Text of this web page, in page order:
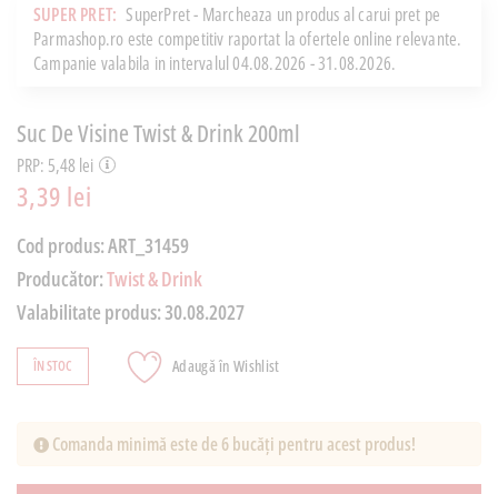
SUPER PRET: SuperPret - Marcheaza un produs al carui pret pe
Parmashop.ro este competitiv raportat la ofertele online relevante.
Campanie valabila in intervalul 04.08.2026 - 31.08.2026.
Suc De Visine Twist & Drink 200ml
PRP: 5,48 lei
3,39 lei
Cod produs:ART_31459
Producător:Twist & Drink
Valabilitate produs:30.08.2027
ÎN STOC Adaugă în Wishlist
Comanda minimă este de 6 bucăți pentru acest produs!